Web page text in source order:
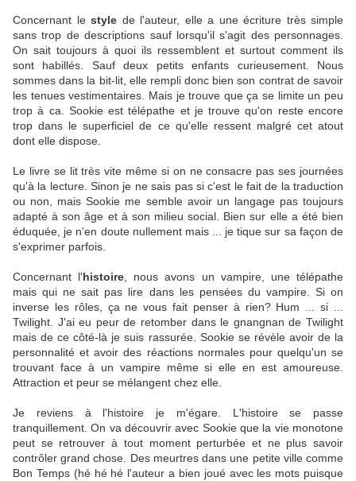
Concernant le style de l'auteur, elle a une écriture très simple
sans trop de descriptions sauf lorsqu'il s'agit des personnages.
On sait toujours à quoi ils ressemblent et surtout comment ils
sont habillés. Sauf deux petits enfants curieusement. Nous
sommes dans la bit-lit, elle rempli donc bien son contrat de savoir
les tenues vestimentaires. Mais je trouve que ça se limite un peu
trop à ca. Sookie est télépathe et je trouve qu'on reste encore
trop dans le superficiel de ce qu'elle ressent malgré cet atout
dont elle dispose.
Le livre se lit très vite même si on ne consacre pas ses journées
qu'à la lecture. Sinon je ne sais pas si c'est le fait de la traduction
ou non, mais Sookie me semble avoir un langage pas toujours
adapté à son âge et à son milieu social. Bien sur elle a été bien
éduquée, je n'en doute nullement mais ... je tique sur sa façon de
s'exprimer parfois.
Concernant l'histoire , nous avons un vampire, une télépathe
mais qui ne sait pas lire dans les pensées du vampire. Si on
inverse les rôles, ça ne vous fait penser à rien? Hum ... si ...
Twilight. J'ai eu peur de retomber dans le gnangnan de Twilight
mais de ce côté-là je suis rassurée. Sookie se révèle avoir de la
personnalité et avoir des réactions normales pour quelqu'un se
trouvant face à un vampire même si elle en est amoureuse.
Attraction et peur se mélangent chez elle.
Je reviens à l'histoire je m'égare. L'histoire se passe
tranquillement. On va découvrir avec Sookie que la vie monotone
peut se retrouver à tout moment perturbée et ne plus savoir
contrôler grand chose. Des meurtres dans une petite ville comme
Bon Temps (hé hé hé l'auteur a bien joué avec les mots puisque